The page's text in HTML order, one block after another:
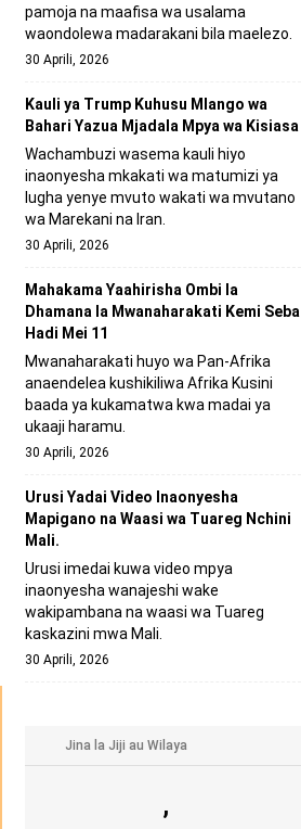
pamoja na maafisa wa usalama
waondolewa madarakani bila maelezo.
30 Aprili, 2026
Kauli ya Trump Kuhusu Mlango wa
Bahari Yazua Mjadala Mpya wa Kisiasa
Wachambuzi wasema kauli hiyo
inaonyesha mkakati wa matumizi ya
lugha yenye mvuto wakati wa mvutano
wa Marekani na Iran.
30 Aprili, 2026
Mahakama Yaahirisha Ombi la
Dhamana la Mwanaharakati Kemi Seba
Hadi Mei 11
Mwanaharakati huyo wa Pan-Afrika
anaendelea kushikiliwa Afrika Kusini
baada ya kukamatwa kwa madai ya
ukaaji haramu.
30 Aprili, 2026
Urusi Yadai Video Inaonyesha
Mapigano na Waasi wa Tuareg Nchini
Mali.
Urusi imedai kuwa video mpya
inaonyesha wanajeshi wake
wakipambana na waasi wa Tuareg
kaskazini mwa Mali.
30 Aprili, 2026
,